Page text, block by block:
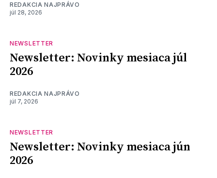
REDAKCIA NAJPRÁVO
júl 28, 2026
NEWSLETTER
Newsletter: Novinky mesiaca júl
2026
REDAKCIA NAJPRÁVO
júl 7, 2026
NEWSLETTER
Newsletter: Novinky mesiaca jún
2026